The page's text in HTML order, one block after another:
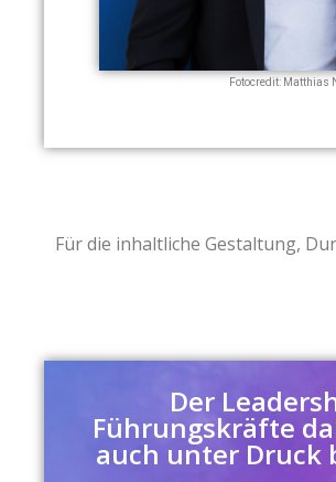
Fotocredit: Matthias
Für die inhaltliche Gestaltung,
Der
Führungskräfte
auch unter Druck